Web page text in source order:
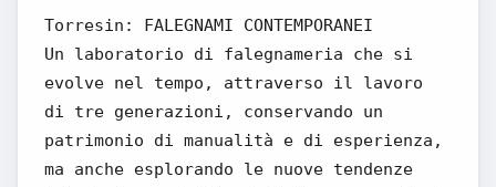
Torresin: FALEGNAMI CONTEMPORANEI
Un laboratorio di falegnameria che si
evolve nel tempo, attraverso il lavoro
di tre generazioni, conservando un
patrimonio di manualità e di esperienza,
ma anche esplorando le nuove tendenze